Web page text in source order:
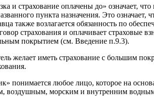
и страхование оплачены до» означает,
пункта назначения. Это
также возлагается обязанность по
страхования и оплачивает
покрытием (см. Введение п.9.3).
желает иметь страхование с большим
понимается любое лицо, которое на
воздушным, морским и внутренним